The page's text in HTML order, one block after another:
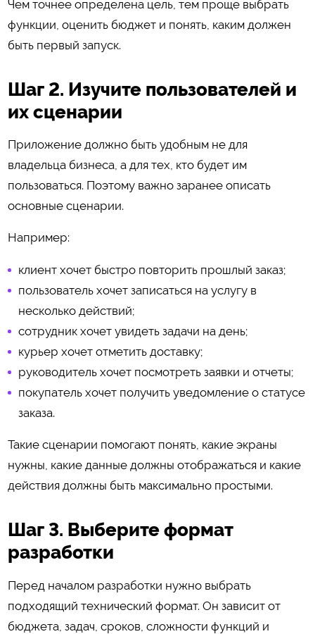
Чем точнее определена цель, тем проще выбрать
функции, оценить бюджет и понять, каким должен
быть первый запуск.
Шаг 2. Изучите пользователей и
их сценарии
Приложение должно быть удобным не для
владельца бизнеса, а для тех, кто будет им
пользоваться. Поэтому важно заранее описать
основные сценарии.
Например:
клиент хочет быстро повторить прошлый заказ;
пользователь хочет записаться на услугу в
несколько действий;
сотрудник хочет увидеть задачи на день;
курьер хочет отметить доставку;
руководитель хочет посмотреть заявки и отчеты;
покупатель хочет получить уведомление о статусе
заказа.
Такие сценарии помогают понять, какие экраны
нужны, какие данные должны отображаться и какие
действия должны быть максимально простыми.
Шаг 3. Выберите формат
разработки
Перед началом разработки нужно выбрать
подходящий технический формат. Он зависит от
бюджета, задач, сроков, сложности функций и